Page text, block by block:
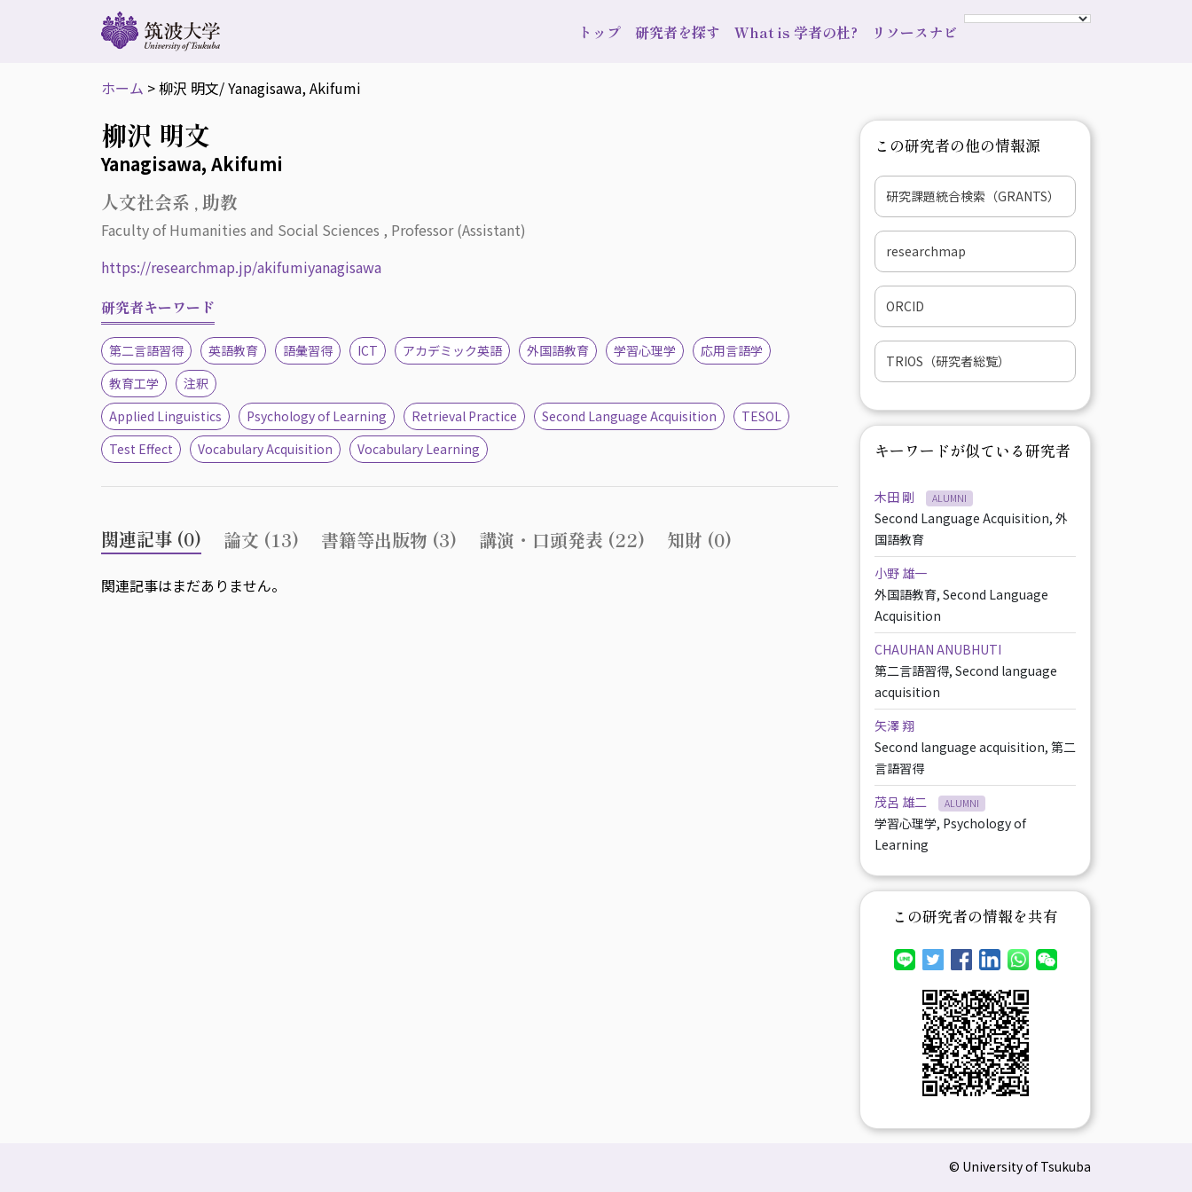
トップ 研究者を探す What is 学者の杜? リソースナビ
ホーム >柳沢 明文/ Yanagisawa, Akifumi
柳沢 明文
Yanagisawa, Akifumi
人文社会系 , 助教
Faculty of Humanities and Social Sciences , Professor (Assistant)
https://researchmap.jp/akifumiyanagisawa
研究者キーワード
第二言語習得 英語教育 語彙習得 ICT アカデミック英語 外国語教育 学習心理学
応用言語学
教育工学
注釈
Applied Linguistics
Psychology of Learning Retrieval Practice Second Language Acquisition
TESOL
Test Effect
Vocabulary Acquisition Vocabulary Learning
関連記事 (0) 論文 (13) 書籍等出版物 (3) 講演・口頭発表 (22) 知財 (0)
関連記事はまだありません。
この研究者の他の情報源
研究課題統合検索（GRANTS）
researchmap
ORCID
TRIOS（研究者総覧）
キーワードが似ている研究者
木田 剛 ALUMNI
Second Language Acquisition, 外
国語教育
小野 雄一
外国語教育, Second Language
Acquisition
CHAUHAN ANUBHUTI
第二言語習得, Second language
acquisition
矢澤 翔
Second language acquisition, 第二
言語習得
茂呂 雄二
ALUMNI
学習心理学, Psychology of
Learning
この研究者の情報を共有
© University of Tsukuba